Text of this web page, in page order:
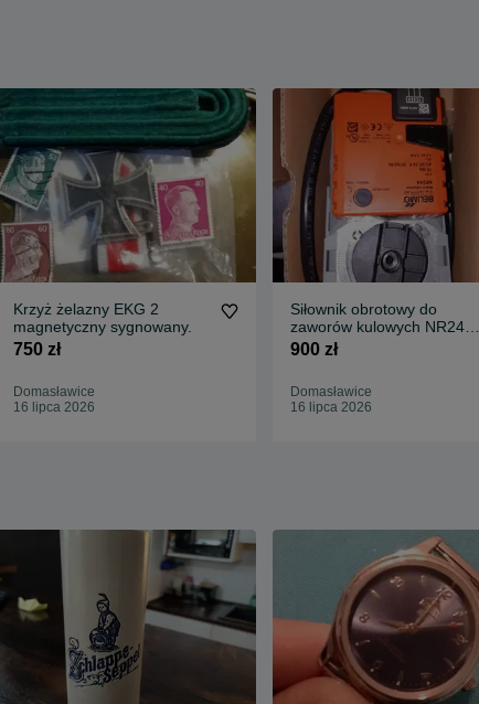
Krzyż żelazny EKG 2
magnetyczny sygnowany.
750 zł
Domasławice
16 lipca 2026
Siłownik obrotowy do
zaworów kulowych NR24A-
SR Belimo, 3 sztuki
900 zł
Domasławice
16 lipca 2026